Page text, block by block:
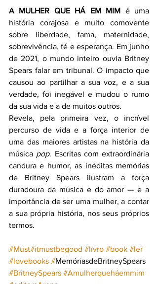
A MULHER QUE HÁ EM MIM é uma
história corajosa e muito comovente
sobre liberdade, fama, maternidade,
sobrevivência, fé e esperança. Em junho
de 2021, o mundo inteiro ouvia Britney
Spears falar em tribunal. O impacto que
causou ao partilhar a sua voz, e a sua
verdade, foi inegável e mudou o rumo
da sua vida e a de muitos outros.
Revela, pela primeira vez, o incrível
percurso de vida e a força interior de
uma das maiores artistas na história da
música pop. Escritas com extraordinária
candura e humor, as inéditas memórias
de Britney Spears ilustram a força
duradoura da música e do amor — e a
importância de ser uma mulher, a contar
a sua própria história, nos seus próprios
termos.
#Must#itmustbegood #livro #book #ler
#lovebooks #MemóriasdeBritneySpears
#BritneySpears #Amulherqueháemmim